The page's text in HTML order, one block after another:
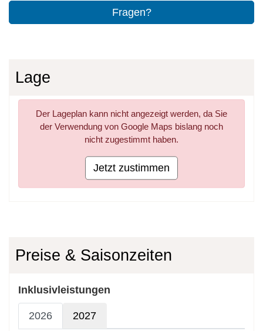
Fragen?
Lage
Der Lageplan kann nicht angezeigt werden, da Sie
der Verwendung von Google Maps bislang noch
nicht zugestimmt haben.
Jetzt zustimmen
Preise & Saisonzeiten
Inklusivleistungen
2026 2027